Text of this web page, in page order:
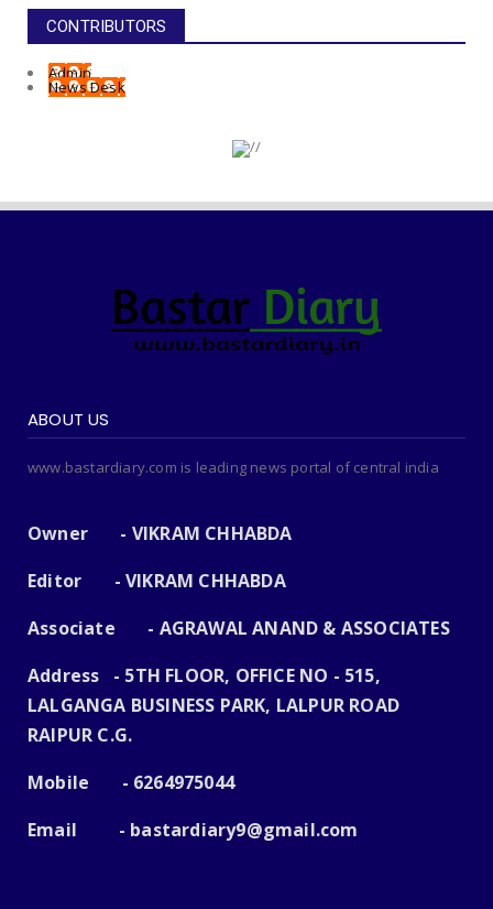
CONTRIBUTORS
Admin
News Desk
ABOUT US
www.bastardiary.com is leading news portal of central india
Owner - VIKRAM CHHABDA
Editor - VIKRAM CHHABDA
Associate - AGRAWAL ANAND & ASSOCIATES
Address - 5TH FLOOR, OFFICE NO - 515,
LALGANGA BUSINESS PARK, LALPUR ROAD
RAIPUR C.G.
Mobile - 6264975044
Email - bastardiary9@gmail.com